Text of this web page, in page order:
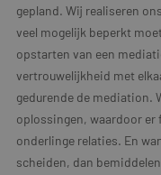
gepland. Wij realiseren
veel mogelijk beperkt
opstarten van een
vertrouwelijkheid met
gedurende de mediation.
oplossingen, waardoor er
onderlinge relaties. En
scheiden, dan